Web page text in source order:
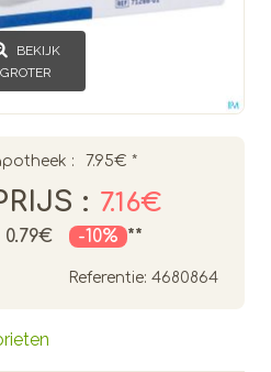
BEKIJK
GROTER
: 7.95€ *
: 7.16€
0.79€ -10% **
Referentie: 4680864